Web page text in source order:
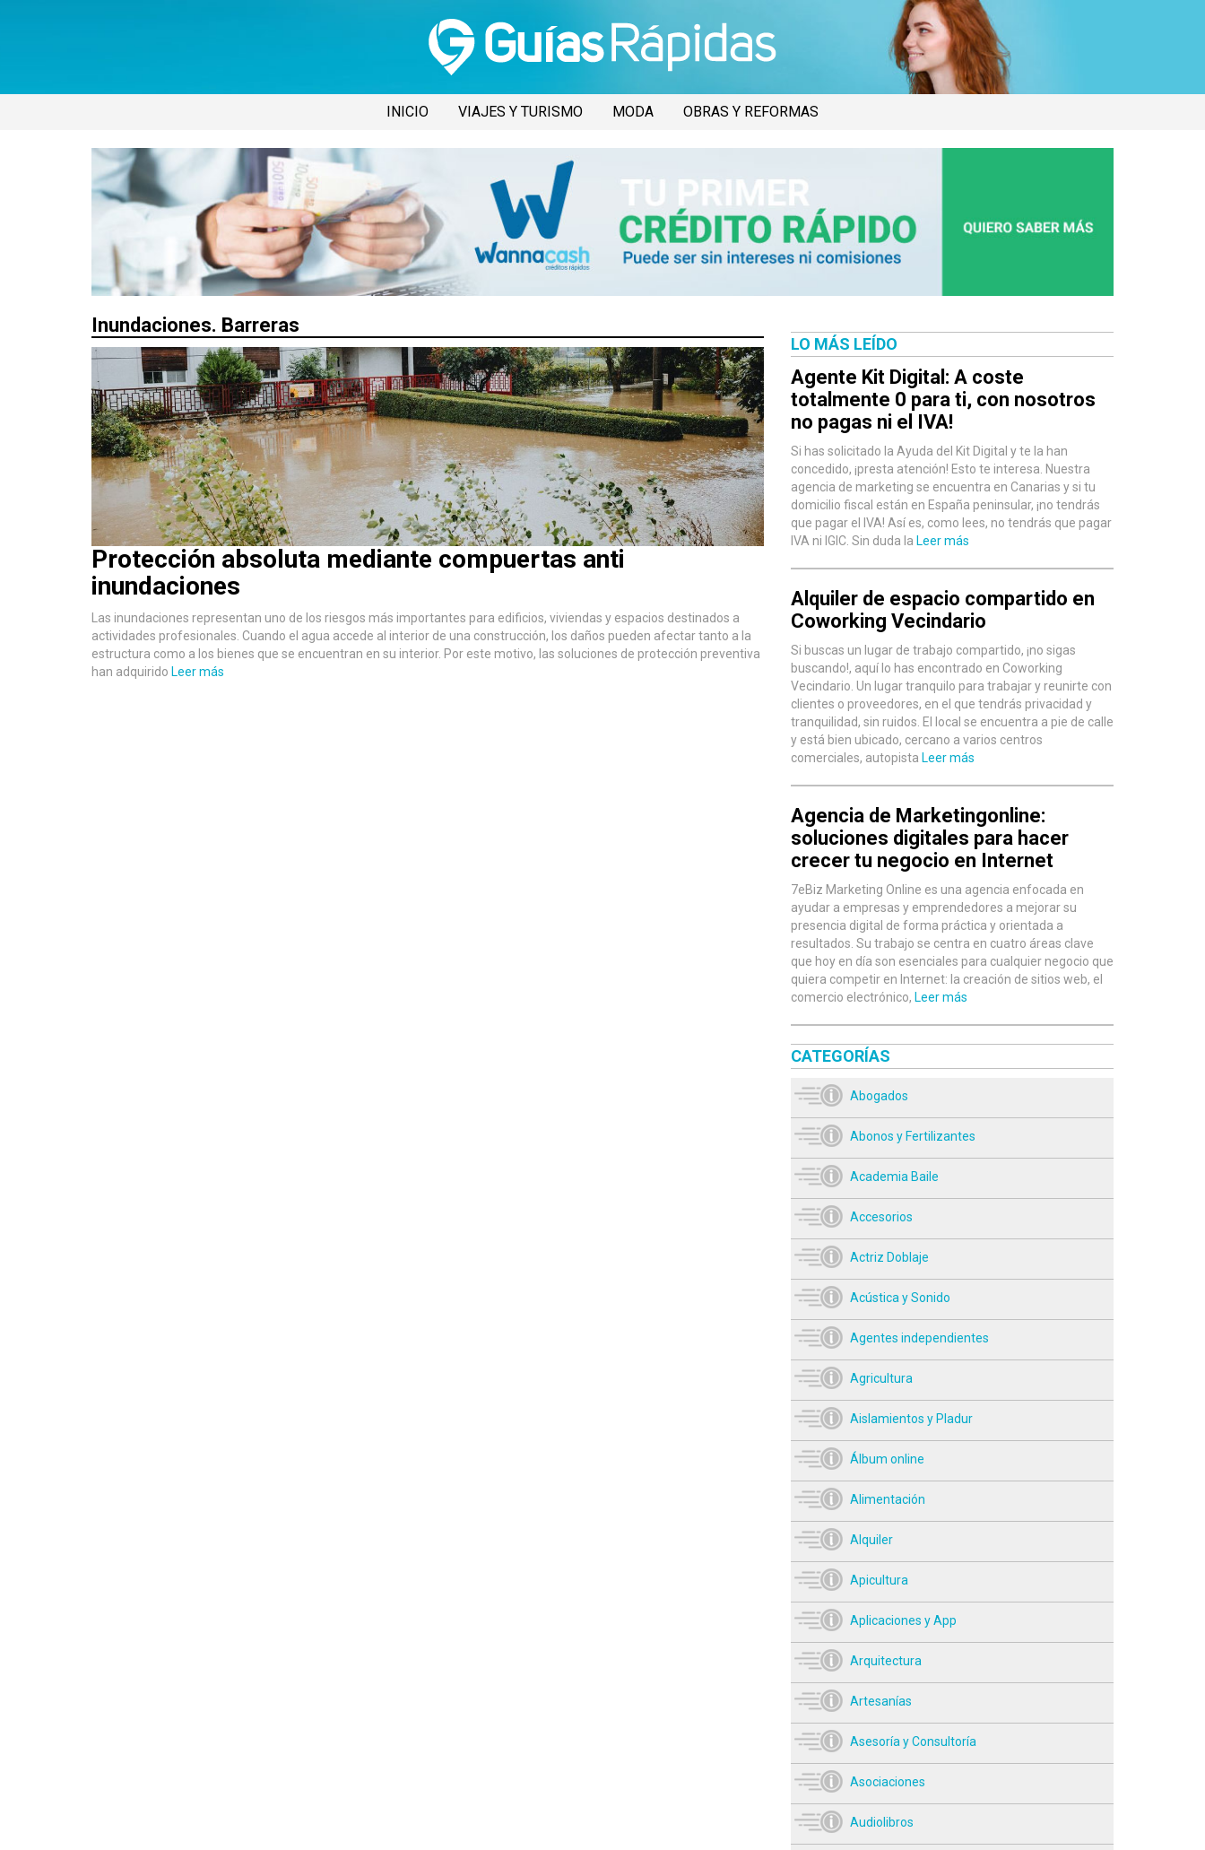
INICIO VIAJES Y TURISMO MODA OBRAS Y REFORMAS
Inundaciones. Barreras
Protección absoluta mediante compuertas anti
inundaciones
Las inundaciones representan uno de los riesgos más importantes para edificios, viviendas y espacios destinados a
actividades profesionales. Cuando el agua accede al interior de una construcción, los daños pueden afectar tanto a la
estructura como a los bienes que se encuentran en su interior. Por este motivo, las soluciones de protección preventiva
han adquirido Leer más
LO MÁS LEÍDO
Agente Kit Digital: A coste
totalmente 0 para ti, con nosotros
no pagas ni el IVA!
Si has solicitado la Ayuda del Kit Digital y te la han
concedido, ¡presta atención! Esto te interesa. Nuestra
agencia de marketing se encuentra en Canarias y si tu
domicilio fiscal están en España peninsular, ¡no tendrás
que pagar el IVA! Así es, como lees, no tendrás que pagar
IVA ni IGIC. Sin duda la Leer más
Alquiler de espacio compartido en
Coworking Vecindario
Si buscas un lugar de trabajo compartido, ¡no sigas
buscando!, aquí lo has encontrado en Coworking
Vecindario. Un lugar tranquilo para trabajar y reunirte con
clientes o proveedores, en el que tendrás privacidad y
tranquilidad, sin ruidos. El local se encuentra a pie de calle
y está bien ubicado, cercano a varios centros
comerciales, autopista Leer más
Agencia de Marketingonline:
soluciones digitales para hacer
crecer tu negocio en Internet
7eBiz Marketing Online es una agencia enfocada en
ayudar a empresas y emprendedores a mejorar su
presencia digital de forma práctica y orientada a
resultados. Su trabajo se centra en cuatro áreas clave
que hoy en día son esenciales para cualquier negocio que
quiera competir en Internet: la creación de sitios web, el
comercio electrónico, Leer más
CATEGORÍAS
Abogados
Abonos y Fertilizantes
Academia Baile
Accesorios
Actriz Doblaje
Acústica y Sonido
Agentes independientes
Agricultura
Aislamientos y Pladur
Álbum online
Alimentación
Alquiler
Apicultura
Aplicaciones y App
Arquitectura
Artesanías
Asesoría y Consultoría
Asociaciones
Audiolibros